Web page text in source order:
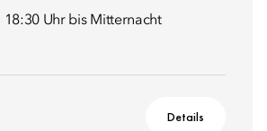
18:30 Uhr bis Mitternacht
Details